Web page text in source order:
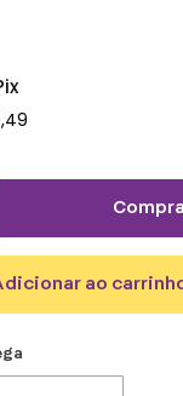
,49
adicionar ao